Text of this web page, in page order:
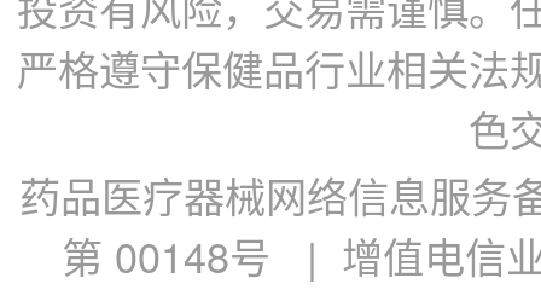
严格遵守保健品行业相关法
色
药品医疗器械网络信息服务
第 00148号
| 增值电信